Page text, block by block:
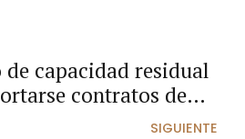
capacidad residual
contratos de
estén en ejecución.
SIGUIENTE